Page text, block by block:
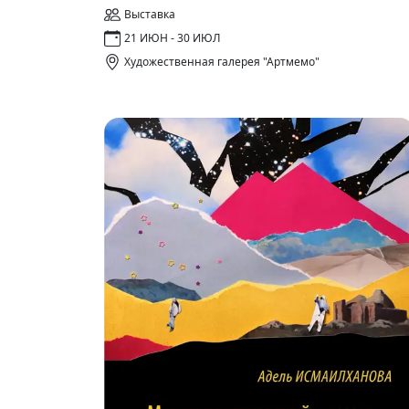
Выставка
21 ИЮН - 30 ИЮЛ
Художественная галерея "Артмемо"